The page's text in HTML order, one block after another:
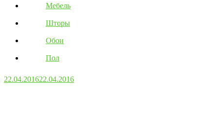
Мебель
Шторы
Обои
Пол
22.04.201622.04.2016